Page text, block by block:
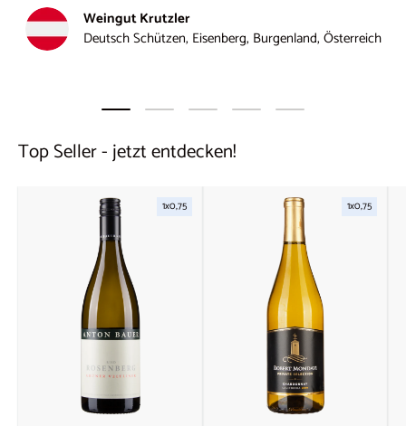
Weingut Krutzler
Deutsch Schützen, Eisenberg, Burgenland, Österreich
Folie laden 1 von 5
Folie laden 2 von 5
Folie laden 3 von 5
Folie laden 4 von 5
Folie laden 5 von 5
Top Seller - jetzt entdecken!
1x0,75 1x0,75